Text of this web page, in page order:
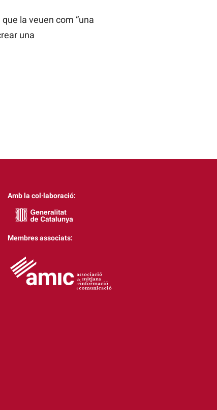
la veuen com “una
una
Amb la col·laboració:
Membres associats: